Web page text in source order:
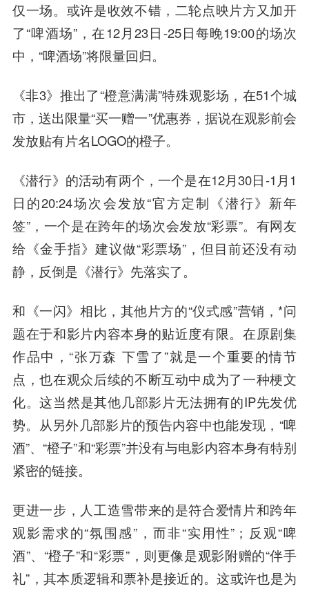
仅一场。或许是收效不错，二轮点映片方又加开
了“啤酒场”，在12月23日-25日每晚19:00的场次
中，“啤酒场”将限量回归。
《非3》推出了“橙意满满”特殊观影场，在51个城
市，送出限量“买一赠一”优惠券，据说在观影前会
发放贴有片名LOGO的橙子。
《潜行》的活动有两个，一个是在12月30日-1月1
日的20:24场次会发放“官方定制《潜行》新年
签”，一个是在跨年的场次会发放“彩票”。有网友
给《金手指》建议做“彩票场”，但目前还没有动
静，反倒是《潜行》先落实了。
和《一闪》相比，其他片方的“仪式感”营销，*问
题在于和影片内容本身的贴近度有限。在原剧集
作品中，“张万森 下雪了”就是一个重要的情节
点，也在观众后续的不断互动中成为了一种梗文
化。这当然是其他几部影片无法拥有的IP先发优
势。从另外几部影片的预告内容中也能发现，“啤
酒”、“橙子”和“彩票”并没有与电影内容本身有特别
紧密的链接。
更进一步，人工造雪带来的是符合爱情片和跨年
观影需求的“氛围感”，而非“实用性”；反观“啤
酒”、“橙子”和“彩票”，则更像是观影附赠的“伴手
礼”，其本质逻辑和票补是接近的。这或许也是为